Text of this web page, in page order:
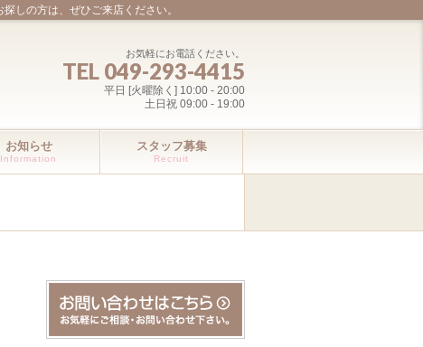
しの方は、ぜひご来店ください。
お気軽にお電話ください。
TEL 049-293-4415
平日 [火曜除く] 10:00 - 20:00
土日祝 09:00 - 19:00
お知らせ
Information
スタッフ募集
Recruit